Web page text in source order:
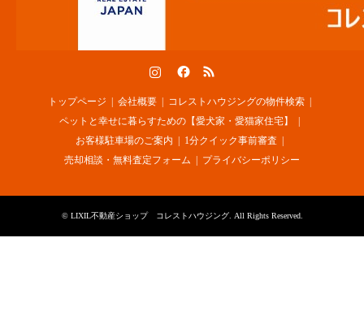
トップページ 会社概要
コレストハウジングの物件検索
ペットと幸せに暮らすための【愛犬家・愛猫家住宅】
お客様駐車場のご案内
1分クイック事前審査
売却相談・無料査定フォーム
プライバシーポリシー
© LIXIL不動産ショップ コレストハウジング. All Rights Reserved.